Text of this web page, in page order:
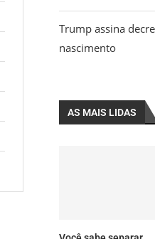
Trump assina
nascimento
AS MAIS LIDAS